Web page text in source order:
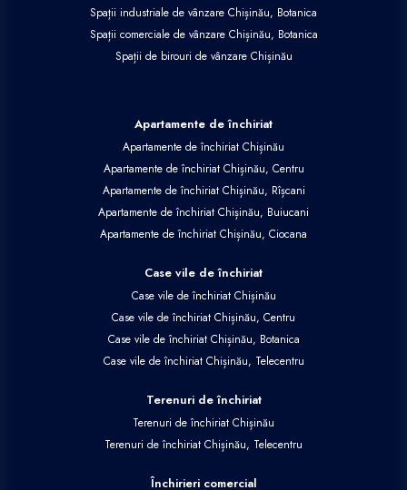
Spații industriale de vânzare Chișinău, Botanica
Spații comerciale de vânzare Chișinău, Botanica
Spații de birouri de vânzare Chișinău
Apartamente de închiriat
Apartamente de închiriat Chișinău
Apartamente de închiriat Chișinău, Centru
Apartamente de închiriat Chișinău, Rîșcani
Apartamente de închiriat Chișinău, Buiucani
Apartamente de închiriat Chișinău, Ciocana
Case vile de închiriat
Case vile de închiriat Chișinău
Case vile de închiriat Chișinău, Centru
Case vile de închiriat Chișinău, Botanica
Case vile de închiriat Chișinău, Telecentru
Terenuri de închiriat
Terenuri de închiriat Chișinău
Terenuri de închiriat Chișinău, Telecentru
Închirieri comercial